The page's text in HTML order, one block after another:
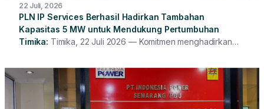
22 Juli, 2026
PLN IP Services Berhasil Hadirkan Tambahan
Kapasitas 5 MW untuk Mendukung Pertumbuhan
Timika Timika, 22 Juli 2026 — Komitmen menghadirkan
Timika terus diwujudkan. PLN Indonesia Power Services
(PLN IP Services) bersama PT PLN (Persero) Unit Induk
Wilayah Papua dan Papua Barat berhasil menghadirkan
tambahan kapasitas pembangkit sebesar 5 MW yang resmi